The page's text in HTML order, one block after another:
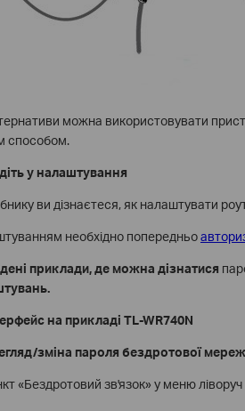
можна використовувати
способом.
у налаштування
ви дізнаєтеся, як налаштувати
необхідно попередньо
приклади, де можна дізнатися
на прикладі TL-WR740N
/зміна пароля бездротової
«Бездротовий зв'язок» у меню ліворуч